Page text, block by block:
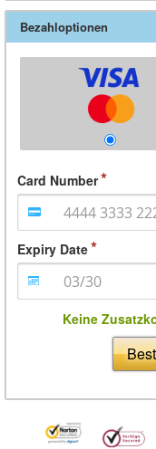
Bezahloptionen
Card Number
Expiry Date
Keine